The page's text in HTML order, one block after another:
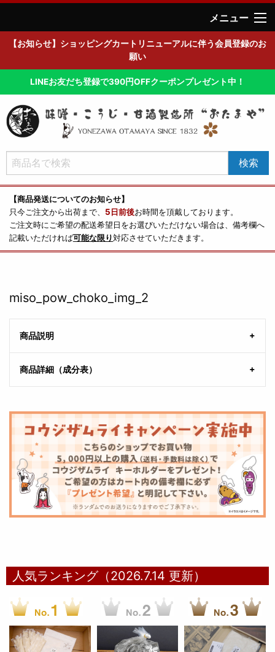
メニュー
【お知らせ】ショッピングカートリニューアルに伴う会員登録のお
願い
LINEお友だち登録で390円OFFクーポンプレゼント中！
【商品発送についてのお知らせ】
只今ご注文から出荷まで、 5日前後お時間を頂戴しております。
ご注文時にご希望の配送希望日をお選びいただけない場合は、備考欄へ
記載いただければ可能な限り対応させていただきます。
miso_pow_choko_img_2
商品説明
商品詳細（成分表）
人気ランキング（2026.7.14 更新）